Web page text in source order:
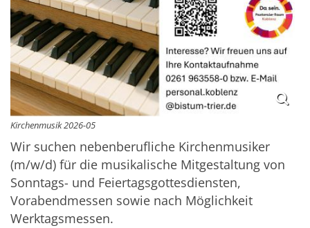
Kirchenmusik 2026-05
Wir suchen nebenberufliche Kirchenmusiker
(m/w/d) für die musikalische Mitgestaltung von
Sonntags- und Feiertagsgottesdiensten,
Vorabendmessen sowie nach Möglichkeit
Werktagsmessen.